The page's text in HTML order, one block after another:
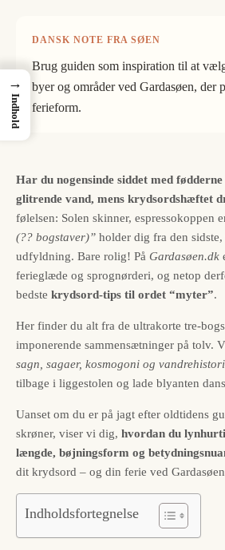
DANSK NOTE FRA SØEN
Brug guiden som inspiration til at
byer og områder ved Gardasøen, der
ferieform.
Har du nogensinde siddet med
glitrende vand, mens krydsordshæftet
følelsen: Solen skinner, espressokoppen
(?? bogstaver)” holder dig fra den
udfyldning. Bare rolig! På Gardasøen.dk
ferieglæde og sprognørderi, og netop
bedste krydsord-tips til ordet “myter”.
Her finder du alt fra de ultrakorte tre-
imponerende sammensætninger på tolv.
sagn, sagaer, kosmogoni og
tilbage i liggestolen og lade blyanten
Uanset om du er på jagt efter oldtidens
skrøner, viser vi dig, hvordan du
længde, bøjningsform og
dit krydsord – og din ferie ved
Indholdsfortegnelse
→
Indhold